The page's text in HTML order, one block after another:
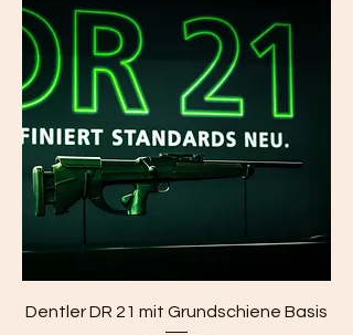
Dentler DR 21 mit Grundschiene Basis